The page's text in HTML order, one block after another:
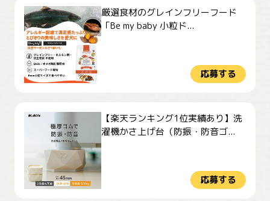
厳選食材のグレインフリーフード
「Be my baby 小粒ド...
応募する
【楽天ランキング1位実績あり】洗
濯機かさ上げ台（防振・防音ゴ...
応募する